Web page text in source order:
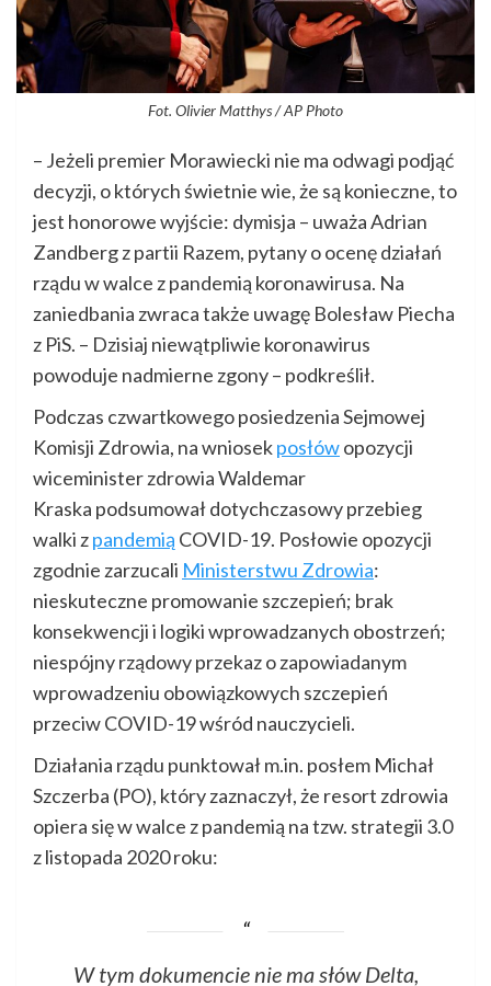
Fot. Olivier Matthys / AP Photo
– Jeżeli premier Morawiecki nie ma odwagi podjąć
decyzji, o których świetnie wie, że są konieczne, to
jest honorowe wyjście: dymisja – uważa Adrian
Zandberg z partii Razem, pytany o ocenę działań
rządu w walce z pandemią koronawirusa. Na
zaniedbania zwraca także uwagę Bolesław Piecha
z PiS. – Dzisiaj niewątpliwie koronawirus
powoduje nadmierne zgony – podkreślił.
Podczas czwartkowego posiedzenia Sejmowej
Komisji Zdrowia, na wniosekposłówopozycji
wiceminister zdrowia Waldemar
Kraska podsumował dotychczasowy przebieg
walki zpandemią COVID-19. Posłowie opozycji
zgodnie zarzucali Ministerstwu Zdrowia:
nieskuteczne promowanie szczepień; brak
konsekwencji i logiki wprowadzanych obostrzeń;
niespójny rządowy przekaz o zapowiadanym
wprowadzeniu obowiązkowych szczepień
przeciw COVID-19 wśród nauczycieli.
Działania rządu punktował m.in. posłem Michał
Szczerba (PO), który zaznaczył, że resort zdrowia
opiera się w walce z pandemią na tzw. strategii 3.0
z listopada 2020 roku:
W tym dokumencie nie ma słów Delta,